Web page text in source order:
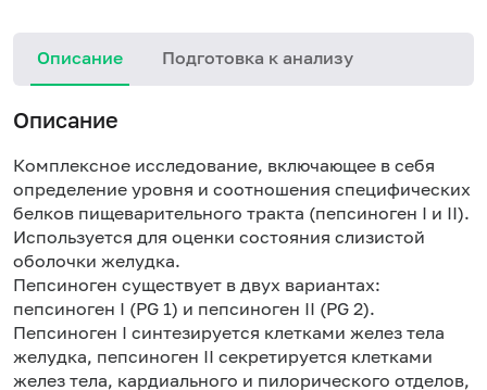
Описание Подготовка к анализу
Описание
Комплексное исследование, включающее в себя
определение уровня и соотношения специфических
белков пищеварительного тракта (пепсиноген I и II).
Используется для оценки состояния слизистой
оболочки желудка.
Пепсиноген существует в двух вариантах:
пепсиноген I (PG 1) и пепсиноген II (PG 2).
Пепсиноген I синтезируется клетками желез тела
желудка, пепсиноген II секретируется клетками
желез тела, кардиального и пилорического отделов,